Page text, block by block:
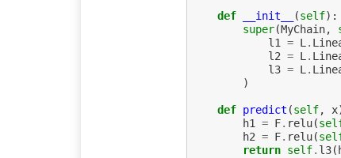
def __init__ (self):
super(MyChain,
l1 = L.
l2 = L.
l3 = L.
)
def predict (self, x
h1 = F. relu(
h2 = F. relu(
return self. l3(